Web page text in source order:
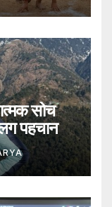
सोच
पहचान